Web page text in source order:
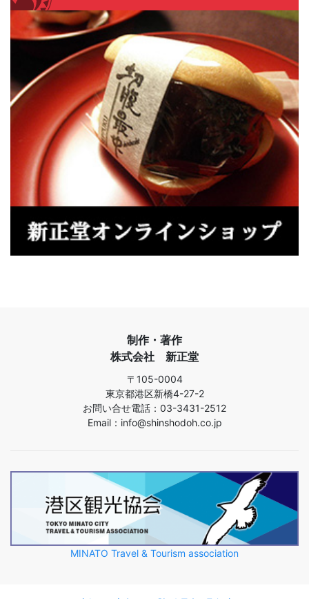
制作・著作
株式会社 新正堂
〒105-0004
東京都港区新橋4-27-2
お問い合せ電話：03-3431-2512
Email：info@shinshodoh.co.jp
MINATO Travel & Tourism association